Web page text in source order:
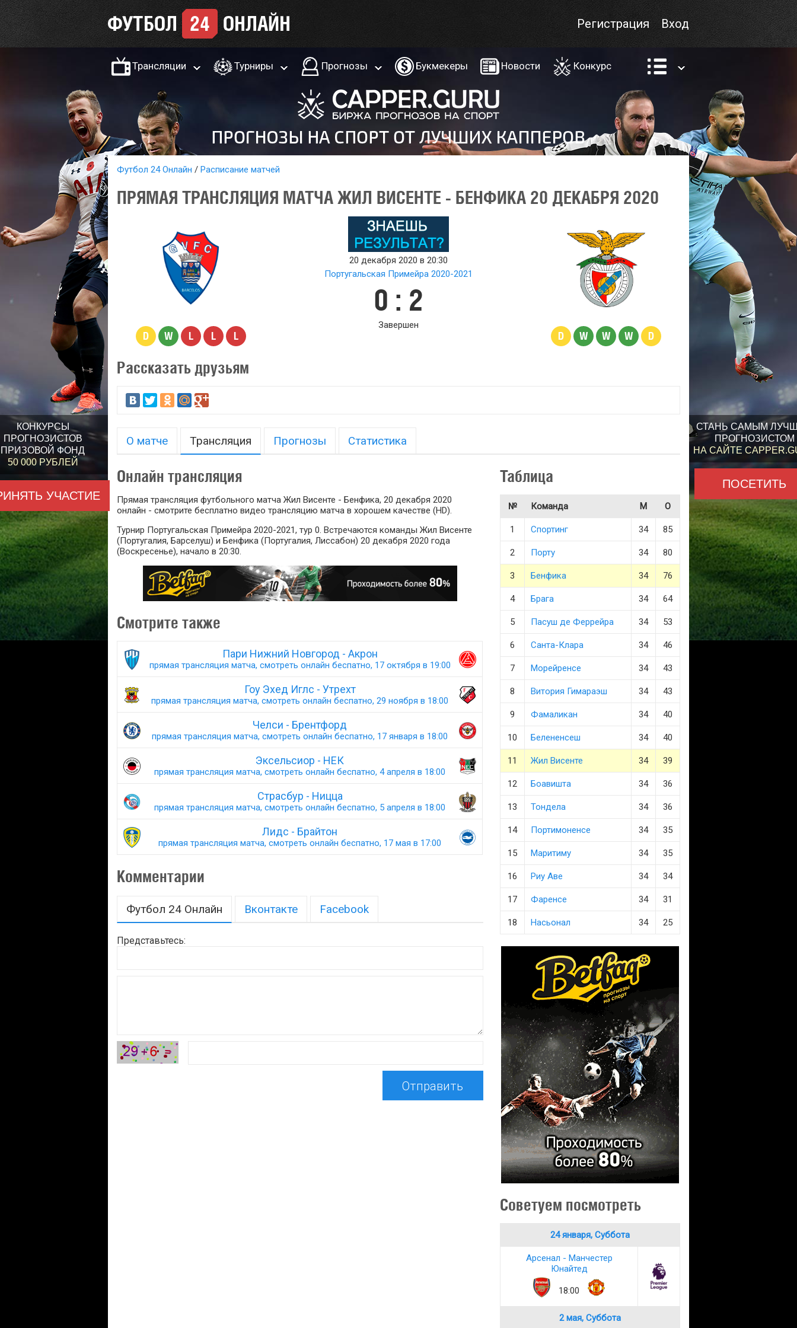
КОНКУРСЫ
ПРОГНОЗИСТОВ
ПРИЗОВОЙ ФОНД
50 000 РУБЛЕЙ
УЧАСТИЕ
СТАНЬ САМЫМ
ПРОГНОЗИСТОМ
НА САЙТЕ
ПОСЕТИТЬ
Вход
Регистрация
Трансляции Турниры Прогнозы Букмекеры Новости Конкурс
Футбол 24 Онлайн Расписание матчей
ПРЯМАЯ ТРАНСЛЯЦИЯ МАТЧА ЖИЛ ВИСЕНТЕ - БЕНФИКА 20 ДЕКАБРЯ 2020
D W L L L
20 декабря 2020 в 20:30
Португальская Примейра 2020-2021
0 : 2
Завершен
D W W W D
Рассказать друзьям
О матче Трансляция Прогнозы Статистика
Онлайн трансляция
Прямая трансляция футбольного матча Жил Висенте - Бенфика, 20 декабря 2020
онлайн - смотрите бесплатно видео трансляцию матча в хорошем качестве (HD).
Турнир Португальская Примейра 2020-2021, тур 0. Встречаются команды Жил Висенте
(Португалия, Барселуш) и Бенфика (Португалия, Лиссабон) 20 декабря 2020 года
(Воскресенье), начало в 20:30.
Смотрите также
Пари Нижний Новгород - Акрон
прямая трансляция матча, смотреть онлайн беспатно, 17 октября в 19:00
Гоу Эхед Иглс - Утрехт
прямая трансляция матча, смотреть онлайн беспатно, 29 ноября в 18:00
Челси - Брентфорд
прямая трансляция матча, смотреть онлайн беспатно, 17 января в 18:00
Эксельсиор - НЕК
прямая трансляция матча, смотреть онлайн беспатно, 4 апреля в 18:00
Страсбур - Ницца
прямая трансляция матча, смотреть онлайн беспатно, 5 апреля в 18:00
Лидс - Брайтон
прямая трансляция матча, смотреть онлайн беспатно, 17 мая в 17:00
Комментарии
Футбол 24 Онлайн Вконтакте Facebook
Представьтесь:
Отправить
Таблица
№ Команда М О
1 Спортинг 34 85
2 Порту 34 80
3 Бенфика 34 76
4 Брага 34 64
5 Пасуш де Феррейра 34 53
6 Санта-Клара 34 46
7 Морейренсе 34 43
8 Витория Гимараэш 34 43
9 Фамаликан 34 40
10 Белененсеш 34 40
11 Жил Висенте 34 39
12 Боавишта 34 36
13 Тондела 34 36
14 Портимоненсе 34 35
15 Маритиму 34 35
16 Риу Аве 34 34
17 Фаренсе 34 31
18 Насьонал 34 25
Советуем посмотреть
24 января, Суббота
Арсенал - Манчестер
Юнайтед
18:00
2 мая, Суббота